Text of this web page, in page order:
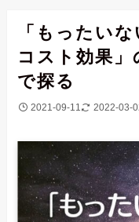
「もったい
コスト効果
で探る
2021-09-11 2022-03-